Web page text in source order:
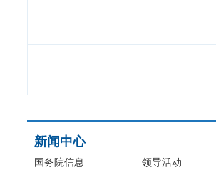
新闻中心
国务院信息 领导活动